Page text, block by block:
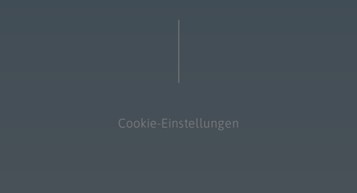
Cookie-Einstellungen